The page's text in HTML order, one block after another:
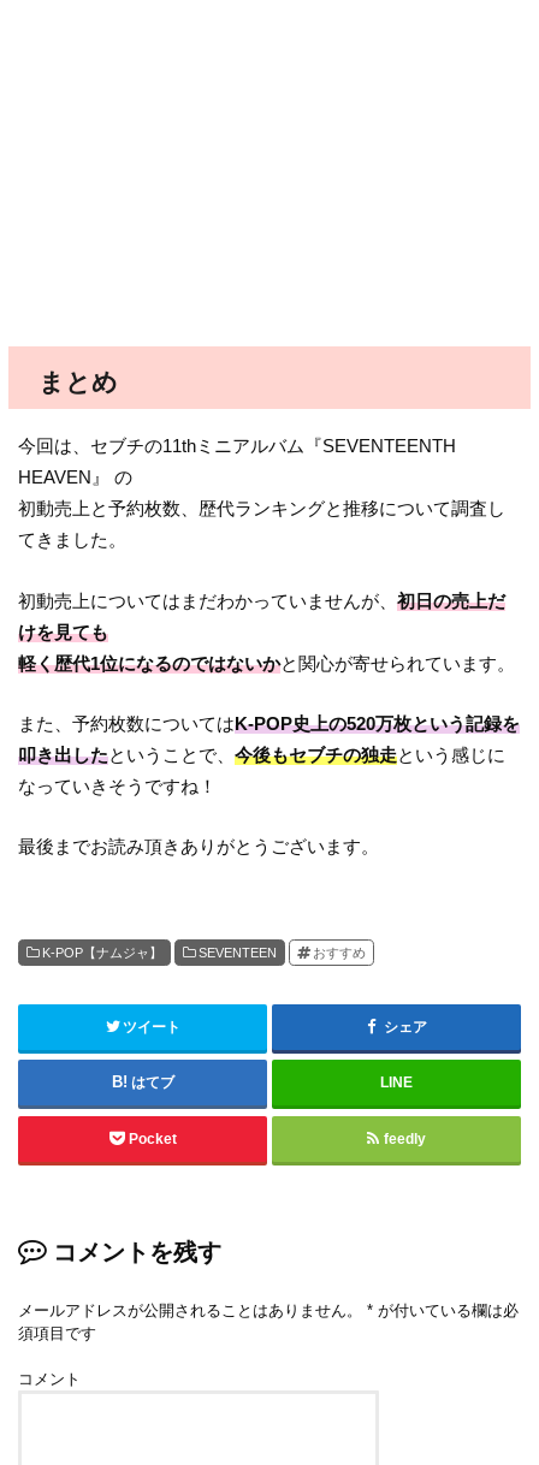
まとめ
今回は、セブチの11thミニアルバム『SEVENTEENTH
HEAVEN』 の
初動売上と予約枚数、歴代ランキングと推移について調査し
てきました。
初動売上についてはまだわかっていませんが、初日の売上だ
けを見ても
軽く歴代1位になるのではないかと関心が寄せられています。
また、予約枚数についてはK-POP史上の520万枚という記録を
叩き出したということで、今後もセブチの独走という感じに
なっていきそうですね！
最後までお読み頂きありがとうございます。
K-POP【ナムジャ】 SEVENTEEN おすすめ
ツイート シェア
はてブ LINE
Pocket feedly
コメントを残す
メールアドレスが公開されることはありません。 * が付いている欄は必
須項目です
コメント